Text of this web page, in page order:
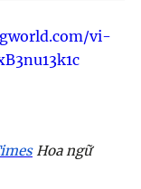
vi-
Hoa ngữ